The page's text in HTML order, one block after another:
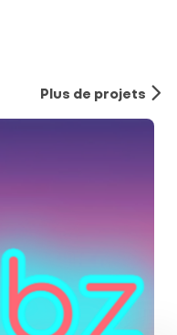
Plus de projets